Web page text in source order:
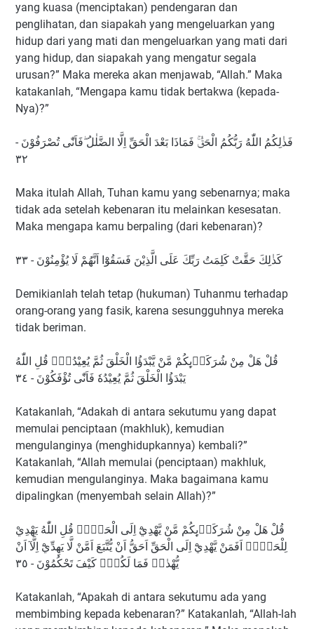
yang kuasa (menciptakan) pendengaran dan
penglihatan, dan siapakah yang mengeluarkan yang
hidup dari yang mati dan mengeluarkan yang mati dari
yang hidup, dan siapakah yang mengatur segala
urusan?” Maka mereka akan menjawab, “Allah.” Maka
katakanlah, “Mengapa kamu tidak bertakwa (kepada-
Nya)?”
فَذٰلِكُمُ اللّٰهُ رَبُّكُمُ الْحَقُّۚ فَمَاذَا بَعْدَ الْحَقِّ اِلَّا الضَّلٰلُ ۖفَاَنّٰى تُصْرَفُوْنَ -
٣٢
Maka itulah Allah, Tuhan kamu yang sebenarnya; maka
tidak ada setelah kebenaran itu melainkan kesesatan.
Maka mengapa kamu berpaling (dari kebenaran)?
كَذٰلِكَ حَقَّتْ كَلِمَتُ رَبِّكَ عَلَى الَّذِيْنَ فَسَقُوْٓا اَنَّهُمْ لَا يُؤْمِنُوْنَ - ٣٣
Demikianlah telah tetap (hukuman) Tuhanmu terhadap
orang-orang yang fasik, karena sesungguhnya mereka
tidak beriman.
قُلْ هَلْ مِنْ شُرَكَاۤىِٕكُمْ مَّنْ يَّبْدَؤُا الْخَلْقَ ثُمَّ يُعِيْدُهٗۗ قُلِ اللّٰهُ
يَبْدَؤُا الْخَلْقَ ثُمَّ يُعِيْدُهٗ فَاَنّٰى تُؤْفَكُوْنَ - ٣٤
Katakanlah, “Adakah di antara sekutumu yang dapat
memulai penciptaan (makhluk), kemudian
mengulanginya (menghidupkannya) kembali?”
Katakanlah, “Allah memulai (penciptaan) makhluk,
kemudian mengulanginya. Maka bagaimana kamu
dipalingkan (menyembah selain Allah)?”
قُلْ هَلْ مِنْ شُرَكَاۤىِٕكُمْ مَّنْ يَّهْدِيْٓ اِلَى الْحَقِّۗ قُلِ اللّٰهُ يَهْدِيْ
لِلْحَقِّۗ اَفَمَنْ يَّهْدِيْٓ اِلَى الْحَقِّ اَحَقُّ اَنْ يُّتَّبَعَ اَمَّنْ لَّا يَهِدِّيْٓ اِلَّآ اَنْ
يُّهْدٰىۚ فَمَا لَكُمْۗ كَيْفَ تَحْكُمُوْنَ - ٣٥
Katakanlah, “Apakah di antara sekutumu ada yang
membimbing kepada kebenaran?” Katakanlah, “Allah-lah